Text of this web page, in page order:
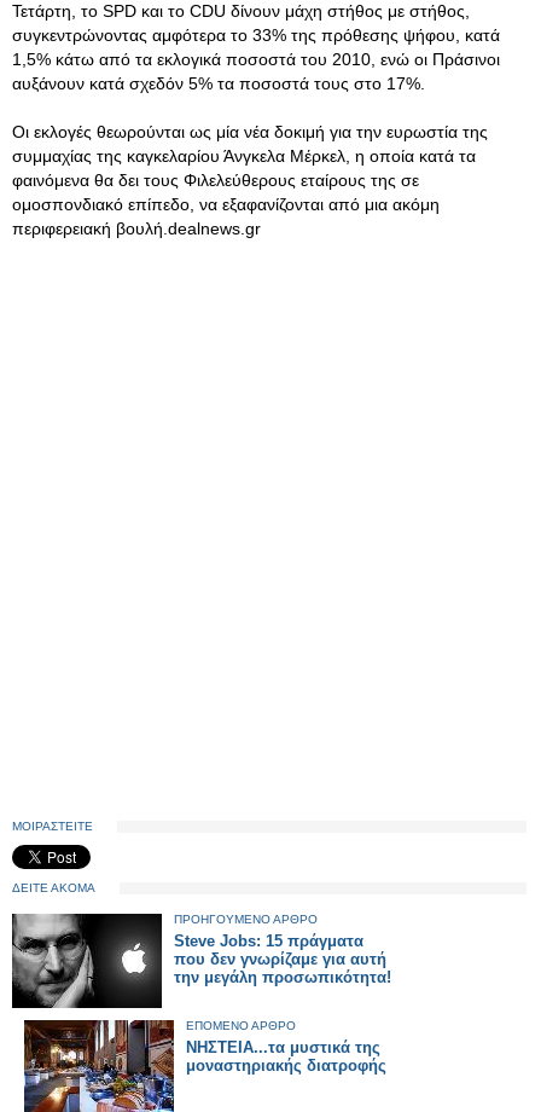
Τετάρτη, το SPD και το CDU δίνουν μάχη στήθος με στήθος,
συγκεντρώνοντας αμφότερα το 33% της πρόθεσης ψήφου, κατά
1,5% κάτω από τα εκλογικά ποσοστά του 2010, ενώ οι Πράσινοι
αυξάνουν κατά σχεδόν 5% τα ποσοστά τους στο 17%.
Οι εκλογές θεωρούνται ως μία νέα δοκιμή για την ευρωστία της
συμμαχίας της καγκελαρίου Άνγκελα Μέρκελ, η οποία κατά τα
φαινόμενα θα δει τους Φιλελεύθερους εταίρους της σε
ομοσπονδιακό επίπεδο, να εξαφανίζονται από μια ακόμη
περιφερειακή βουλή.dealnews.gr
ΜΟΙΡΑΣΤΕΙΤΕ
ΔΕΙΤΕ ΑΚΟΜΑ
ΠΡΟΗΓΟΥΜΕΝΟ ΑΡΘΡΟ
Steve Jobs: 15 πράγματα
που δεν γνωρίζαμε για αυτή
την μεγάλη προσωπικότητα!
ΕΠΟΜΕΝΟ ΑΡΘΡΟ
ΝΗΣΤΕΙΑ...τα μυστικά της
μοναστηριακής διατροφής